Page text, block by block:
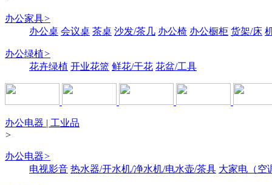
办公家具>
办公桌 会议桌 茶桌 沙发/茶几 办公椅 办公橱柜 货架/床
办公绿植>
花卉绿植 开业花篮 鲜花/干花 花盆/工具
办公电器 | 工业品
>
办公电器>
电视影音 热水器/开水机/净水机/电水壶/茶具 大家电（空